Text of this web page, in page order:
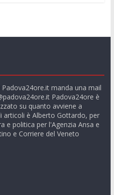
manda una mail
Padova24ore è
su quanto avviene a
articoli è Alberto Gottardo, per
e politica per l'Agenzia Ansa e
e Corriere del Veneto